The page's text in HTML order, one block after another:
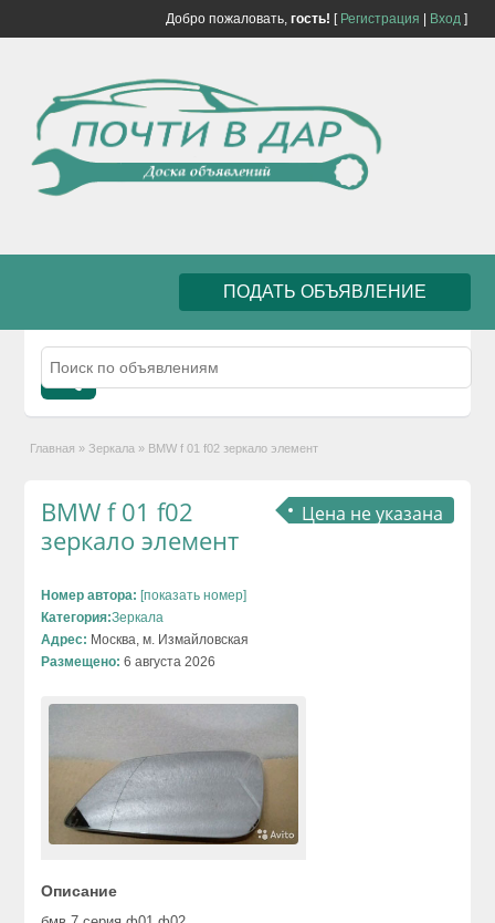
Добро пожаловать, гость! [ Регистрация Вход]
ПОДАТЬ ОБЪЯВЛЕНИЕ
Главная » Зеркала » BMW f 01 f02 зеркало элемент
Цена не указана
BMW f 01 f02
зеркало элемент
Номер автора: [показать номер]
Категория:Зеркала
Адрес: Москва, м. Измайловская
Размещено: 6 августа 2026
Описание